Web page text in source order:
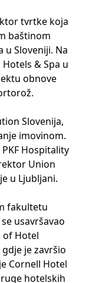
tvrtke koja
baštinom
u Sloveniji. Na
& Spa u
obnove
Slovenija,
imovinom.
Hospitality
Union
u Ljubljani.
fakultetu
usavršavao
of Hotel
je završio
Cornell Hotel
hotelskih